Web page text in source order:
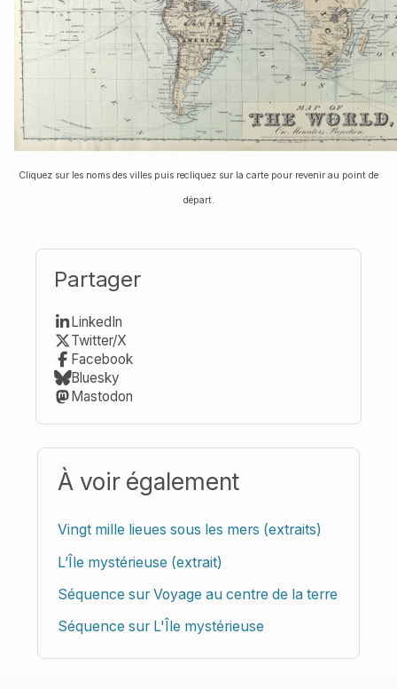
Cliquez sur les noms des villes puis recliquez sur la carte pour revenir au point de
départ.
Partager
LinkedIn
Twitter/X
Facebook
Bluesky
Mastodon
À voir également
Vingt mille lieues sous les mers (extraits)
L’Île mystérieuse (extrait)
Séquence sur Voyage au centre de la terre
Séquence sur L'Île mystérieuse